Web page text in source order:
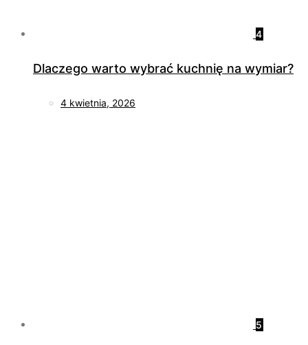
4
Dlaczego warto wybrać kuchnię na wymiar?
4 kwietnia, 2026
5